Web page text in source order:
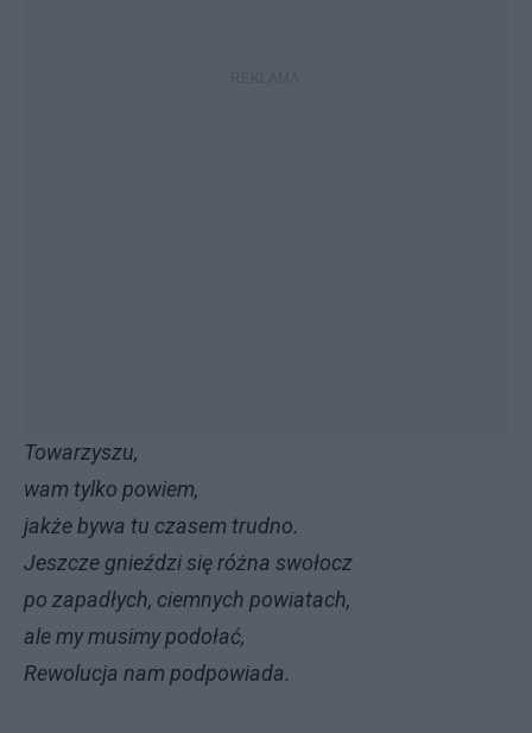
Towarzyszu,
wam tylko powiem,
jakże bywa tu czasem trudno.
Jeszcze gnieździ się różna swołocz
po zapadłych, ciemnych powiatach,
ale my musimy podołać,
Rewolucja nam podpowiada.